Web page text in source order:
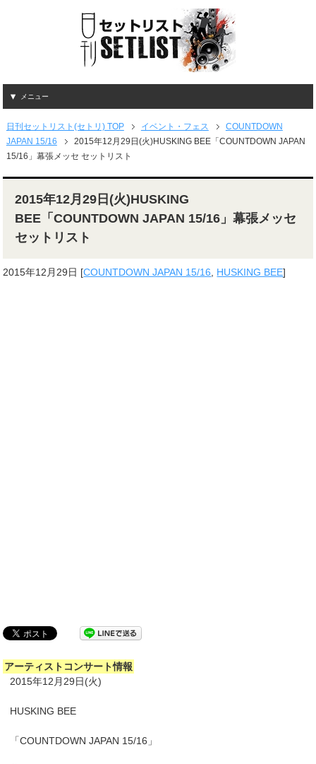
メニュー
日刊セットリスト(セトリ) TOP イベント・フェス
COUNTDOWN
JAPAN 15/16
2015年12月29日(火)HUSKING BEE「COUNTDOWN JAPAN
15/16」幕張メッセ セットリスト
2015年12月29日(火)HUSKING
BEE「COUNTDOWN JAPAN 15/16」幕張メッセ
セットリスト
2015年12月29日 [COUNTDOWN JAPAN 15/16, HUSKING BEE]
アーティストコンサート情報
2015年12月29日(火)
HUSKING BEE
「COUNTDOWN JAPAN 15/16」